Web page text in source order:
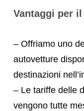
Vantaggi per
– Offriamo uno
autovetture
destinazioni
– Le tariffe delle
vengono tutte